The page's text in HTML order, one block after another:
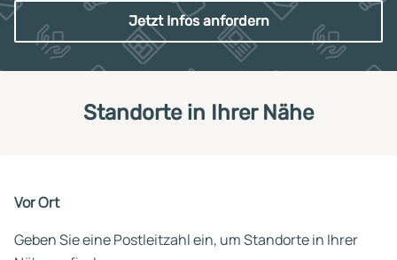
Jetzt Infos anfordern
Standorte in Ihrer Nähe
Vor Ort
Geben Sie eine Postleitzahl ein, um Standorte in Ihrer